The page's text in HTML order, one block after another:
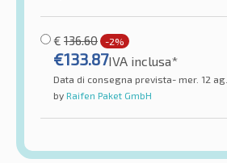
€ 136.60 -2%
€133.87IVA inclusa*
Data di consegna prevista- mer. 12
by Raifen Paket GmbH